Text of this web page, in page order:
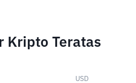
Kripto Teratas
USD